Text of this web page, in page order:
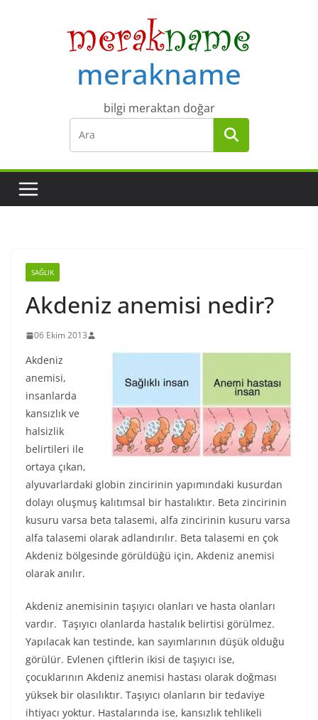
merakname
bilgi meraktan doğar
SAĞLIK
Akdeniz anemisi nedir?
06 Ekim 2013
Akdeniz
anemisi,
insanlarda
kansızlık ve
halsizlik
belirtileri ile
ortaya çıkan,
alyuvarlardaki globin zincirinin yapımındaki kusurdan
dolayı oluşmuş kalıtımsal bir hastalıktır. Beta zincirinin
kusuru varsa beta talasemi, alfa zincirinin kusuru varsa
alfa talasemi olarak adlandırılır. Beta talasemi en çok
Akdeniz bölgesinde görüldüğü için, Akdeniz anemisi
olarak anılır.
Akdeniz anemisinin taşıyıcı olanları ve hasta olanları
vardır. Taşıyıcı olanlarda hastalık belirtisi görülmez.
Yapılacak kan testinde, kan sayımlarının düşük olduğu
görülür. Evlenen çiftlerin ikisi de taşıyıcı ise,
çocuklarının Akdeniz anemisi hastası olarak doğması
yüksek bir olasılıktır. Taşıyıcı olanların bir tedaviye
ihtiyacı yoktur. Hastalarında ise, kansızlık tehlikeli